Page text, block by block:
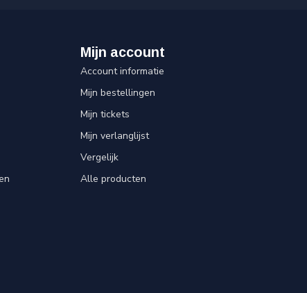
Mijn account
Account informatie
Mijn bestellingen
Mijn tickets
Mijn verlanglijst
Vergelijk
Alle producten